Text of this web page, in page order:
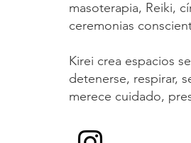
masoterapia, Reiki,
ceremonias
Kirei crea espacios
detenerse, respirar,
merece cuidado,